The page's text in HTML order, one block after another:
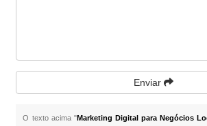
Enviar
O texto acima "Marketing Digital para Negócios